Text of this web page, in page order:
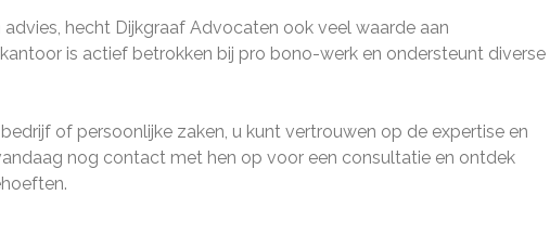
hecht Dijkgraaf Advocaten ook veel waarde aan
is actief betrokken bij pro bono-werk en ondersteunt diverse
of persoonlijke zaken, u kunt vertrouwen op de expertise en
nog contact met hen op voor een consultatie en ontdek